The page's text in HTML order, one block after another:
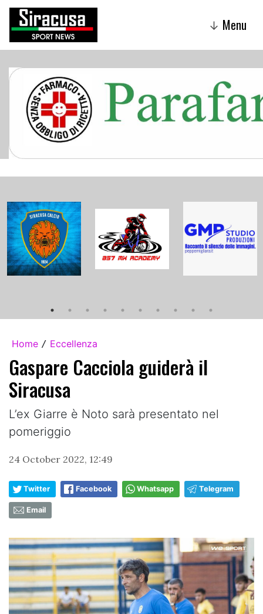
↓ Menu
Home / Eccellenza
Gaspare Cacciola guiderà il
Siracusa
L’ex Giarre è Noto sarà presentato nel
pomeriggio
24 October 2022, 12:49
Twitter Facebook Whatsapp Telegram
Email